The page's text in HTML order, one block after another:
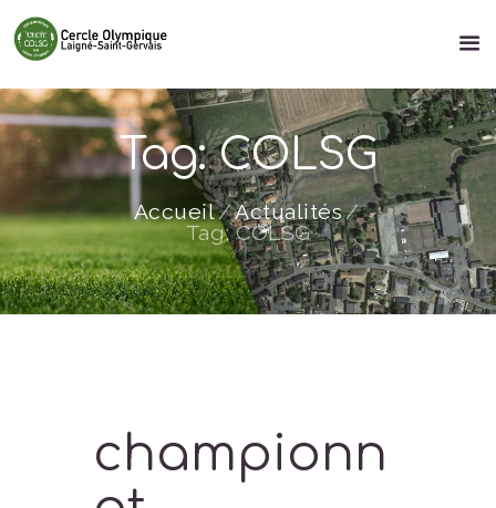
Tag: COLSG
Accueil
Actualités
Tag: COLSG
championn